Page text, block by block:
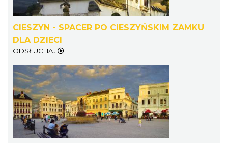
Cieszyn
Cieszyn
0.41 km
CIESZYN - SPACER PO CIESZYŃSKIM ZAMKU
DLA DZIECI
ODSŁUCHAJ